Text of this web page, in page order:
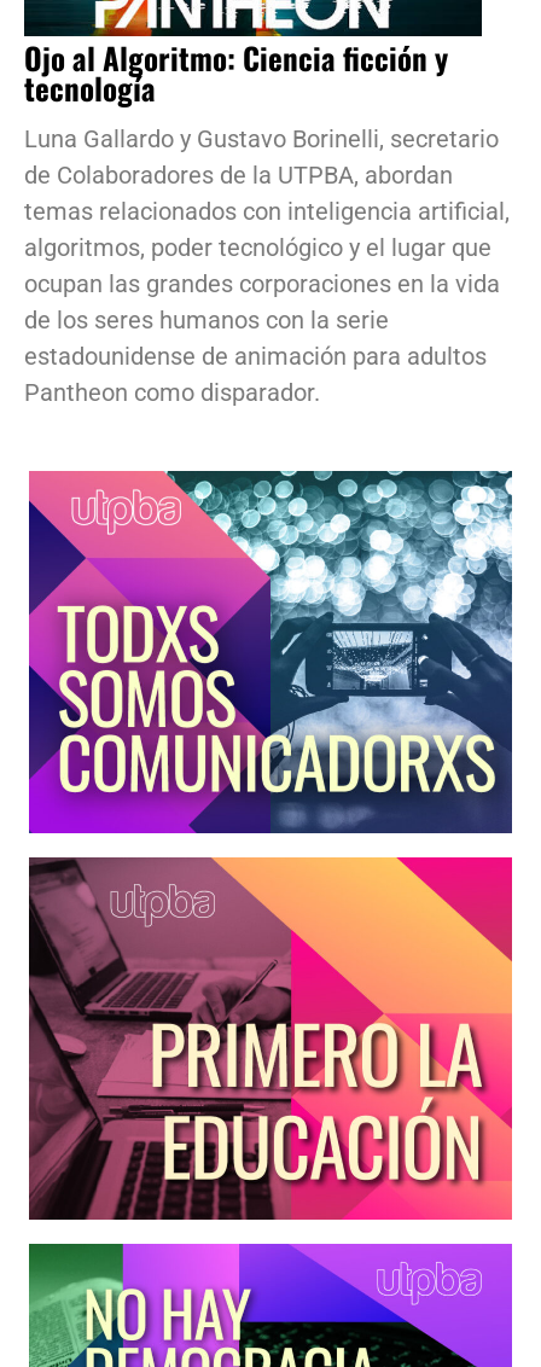
Ojo al Algoritmo: Ciencia ficción y
tecnología
Luna Gallardo y Gustavo Borinelli, secretario
de Colaboradores de la UTPBA, abordan
temas relacionados con inteligencia artificial,
algoritmos, poder tecnológico y el lugar que
ocupan las grandes corporaciones en la vida
de los seres humanos con la serie
estadounidense de animación para adultos
Pantheon como disparador.